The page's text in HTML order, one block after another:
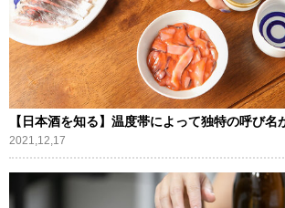
【日本酒を知る】温度帯によって独特の呼び名
2021,12,17